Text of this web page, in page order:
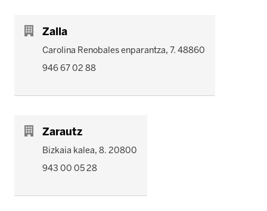
Zalla
Carolina Renobales enparantza, 7. 48860
946 67 02 88
Zarautz
Bizkaia kalea, 8. 20800
943 00 05 28